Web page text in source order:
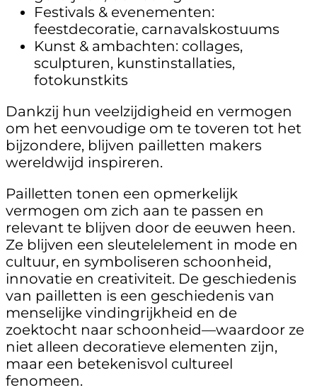
Festivals & evenementen:
feestdecoratie, carnavalskostuums
Kunst & ambachten: collages,
sculpturen, kunstinstallaties,
fotokunstkits
Dankzij hun veelzijdigheid en vermogen
om het eenvoudige om te toveren tot het
bijzondere, blijven pailletten makers
wereldwijd inspireren.
Pailletten tonen een opmerkelijk
vermogen om zich aan te passen en
relevant te blijven door de eeuwen heen.
Ze blijven een sleutelelement in mode en
cultuur, en symboliseren schoonheid,
innovatie en creativiteit. De geschiedenis
van pailletten is een geschiedenis van
menselijke vindingrijkheid en de
zoektocht naar schoonheid—waardoor ze
niet alleen decoratieve elementen zijn,
maar een betekenisvol cultureel
fenomeen.